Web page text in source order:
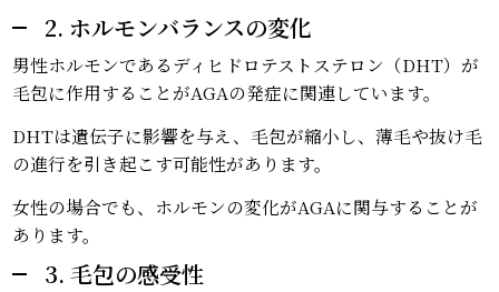
2. ホルモンバランスの変化
男性ホルモンであるディヒドロテストステロン（DHT）が
毛包に作用することがAGAの発症に関連しています。
DHTは遺伝子に影響を与え、毛包が縮小し、薄毛や抜け毛
の進行を引き起こす可能性があります。
女性の場合でも、ホルモンの変化がAGAに関与することが
あります。
3. 毛包の感受性